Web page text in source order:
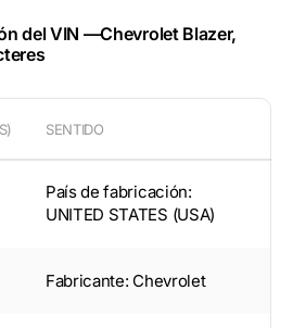
del VIN —Chevrolet Blazer,
SENTIDO
País de fabricación:
UNITED STATES (USA)
Fabricante: Chevrolet